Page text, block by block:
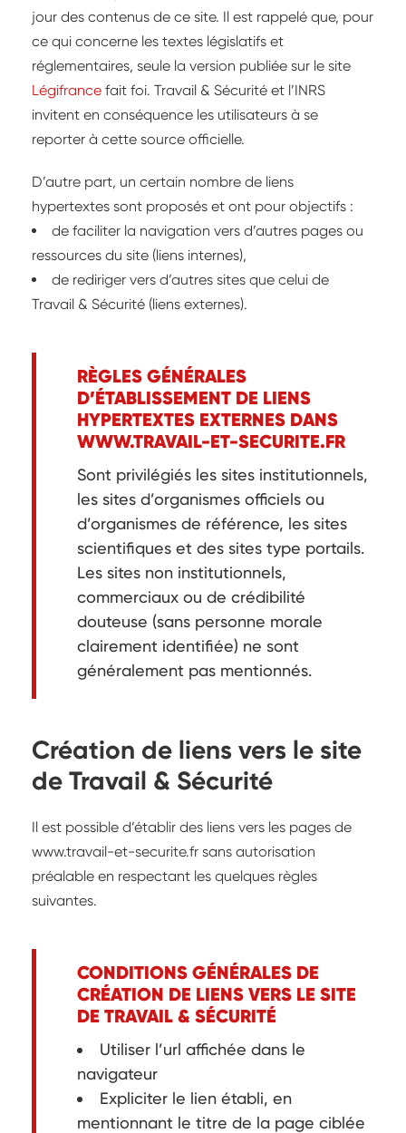
jour des contenus de ce site. Il est rappelé que, pour
ce qui concerne les textes législatifs et
réglementaires, seule la version publiée sur le site
Légifrance fait foi. Travail & Sécurité et l’INRS
invitent en conséquence les utilisateurs à se
reporter à cette source officielle.
D’autre part, un certain nombre de liens
hypertextes sont proposés et ont pour objectifs :
de faciliter la navigation vers d’autres pages ou
ressources du site (liens internes),
de rediriger vers d’autres sites que celui de
Travail & Sécurité (liens externes).
RÈGLES GÉNÉRALES
D’ÉTABLISSEMENT DE LIENS
HYPERTEXTES EXTERNES DANS
WWW.TRAVAIL-ET-SECURITE.FR
Sont privilégiés les sites institutionnels,
les sites d’organismes officiels ou
d’organismes de référence, les sites
scientifiques et des sites type portails.
Les sites non institutionnels,
commerciaux ou de crédibilité
douteuse (sans personne morale
clairement identifiée) ne sont
généralement pas mentionnés.
Création de liens vers le site
de Travail & Sécurité
Il est possible d’établir des liens vers les pages de
www.travail-et-securite.fr sans autorisation
préalable en respectant les quelques règles
suivantes.
CONDITIONS GÉNÉRALES DE
CRÉATION DE LIENS VERS LE SITE
DE TRAVAIL & SÉCURITÉ
Utiliser l’url affichée dans le
navigateur
Expliciter le lien établi, en
mentionnant le titre de la page ciblée